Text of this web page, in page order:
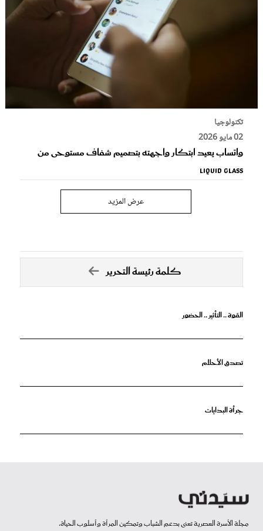
تكنولوجيا
02 مايو 2026
واتساب يعيد ابتكار واجهته بتصميم شفاف مستوحى من
Liquid Glass
عرض المزيد
كلمة رئيسة التحرير
القوة .. التأثير .. الحضور
تصدق الأحلام
جرأة البدايات
مجلة الأسرة العصرية تعنى بدعم الشباب وتمكين المرأة وأسلوب الحياة.